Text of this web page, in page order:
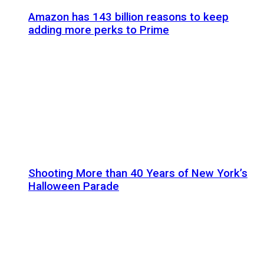
Amazon has 143 billion reasons to keep
adding more perks to Prime
Shooting More than 40 Years of New York’s
Halloween Parade